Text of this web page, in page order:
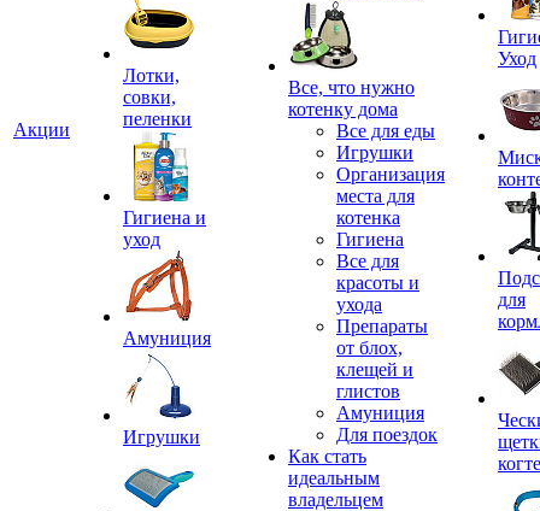
Акции
Лотки,
совки,
пеленки
Гигиена и
уход
Амуниция
Игрушки
Все, что нужно
котенку дома
Все для еды
Игрушки
Организация
места для
котенка
Гигиена
Все для
красоты и
ухода
Препараты
от блох,
клещей и
глистов
Амуниция
Для поездок
Как стать
идеальным
владельцем
Уход
для